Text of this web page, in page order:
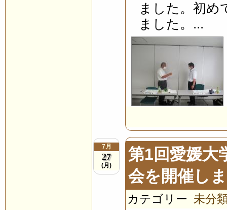
ました。初め
ました。...
7月
27
(月)
第1回愛媛大
会を開催し
カテゴリー 未分